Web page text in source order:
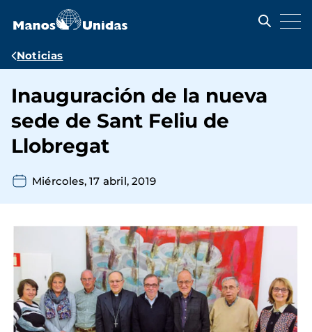
contenido
Ruta
navegación
Noticias
Inauguración de la nueva
sede de Sant Feliu de
Llobregat
Miércoles, 17 abril, 2019